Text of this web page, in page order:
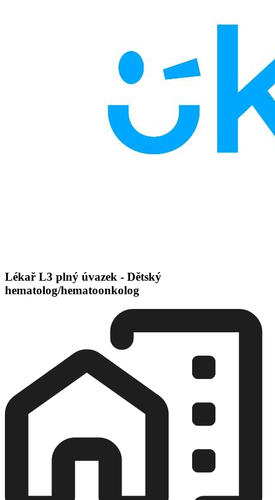
Lékař L3 plný úvazek - Dětský
hematolog/hematoonkolog